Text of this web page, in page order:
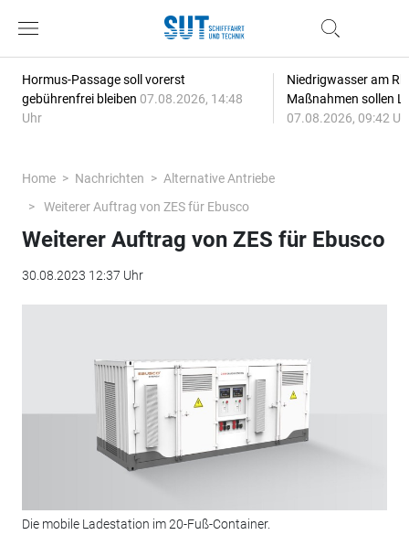
Hormus-Passage soll vorerst
gebührenfrei bleiben 07.08.2026, 14:48
Uhr
Niedrigwasser am
Maßnahmen sollen
07.08.2026, 09:42
Home Nachrichten
Alternative Antriebe
Weiterer Auftrag von ZES für Ebusco
Weiterer Auftrag von ZES für Ebusco
30.08.2023 12:37 Uhr
Die mobile Ladestation im 20-Fuß-Container.